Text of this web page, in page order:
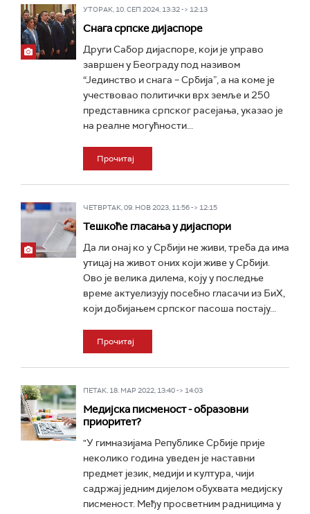
УТОРАК, 10. СЕП 2024, 13:32 -> 12:13
Снага српске дијаспоре
Други Сабор дијаспоре, који је управо
завршен у Београду под називом
“Јединство и снага – Србија”, а на коме је
учествовао политички врх земље и 250
представника српског расејања, указао је
на реалне могућности...
Прочитај
ЧЕТВРТАК, 09. НОВ 2023, 11:56 -> 12:15
Тешкоће гласања у дијаспори
Да ли онај ко у Србији не живи, треба да има
утицај на живот оних који живе у Србији.
Ово је велика дилема, коју у последње
време актуелизују посебно гласачи из БиХ,
који добијањем српског пасоша постају...
Прочитај
ПЕТАК, 18. МАР 2022, 13:40 -> 14:03
Медијска писменост - образовни
приоритет?
"У гимназијама Републике Србије прије
неколико година уведен је наставни
предмет језик, медији и култура, чији
садржај једним дијелом обухвата медијску
писменост. Међу просветним радницима у